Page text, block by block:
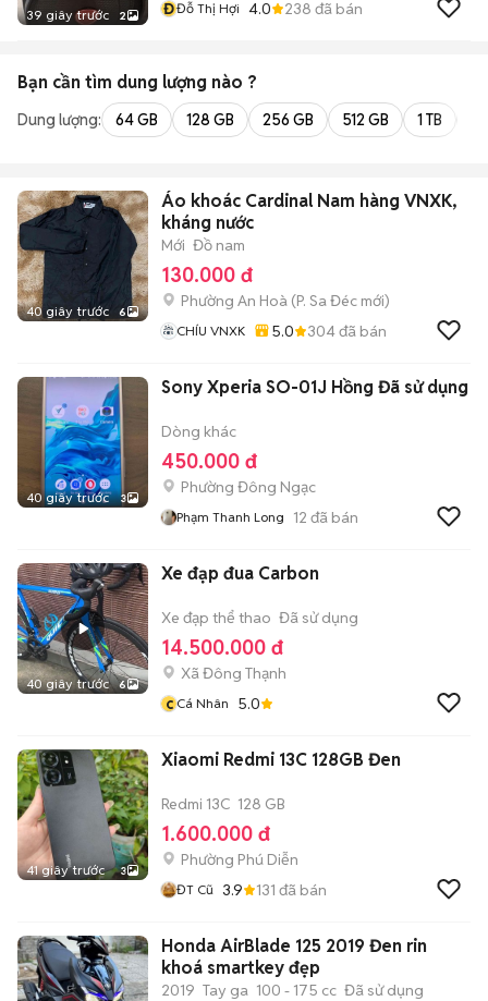
39 giây trước 2 ĐĐỗ Thị Hợi 4.0 238 đã bán
Bạn cần tìm dung lượng nào ?
Dung lượng: 64 GB 128 GB 256 GB 512 GB 1 TB
40 giây trước 6
Áo khoác Cardinal Nam hàng VNXK,
kháng nước
Mới Đồ nam
130.000 đ
Phường An Hoà (P. Sa Đéc mới)
CHÍU VNXK 5.0 304đã bán
40 giây trước 3
Sony Xperia SO-01J Hồng Đã sử dụng
Dòng khác
450.000 đ
Phường Đông Ngạc
Phạm Thanh Long 12 đã bán
40 giây trước 6
Xe đạp đua Carbon
Xe đạp thể thao Đã sử dụng
14.500.000 đ
Xã Đông Thạnh
c Cá Nhân 5.0
41 giây trước 3
Xiaomi Redmi 13C 128GB Đen
Redmi 13C 128 GB
1.600.000 đ
Phường Phú Diễn
ĐT Cũ 3.9 131 đã bán
Honda AirBlade 125 2019 Đen rin
khoá smartkey đẹp
2019 Tay ga 100 - 175 cc Đã sử dụng